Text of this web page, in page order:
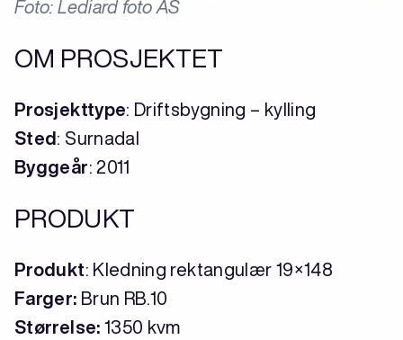
Foto: Lediard foto AS
OM PROSJEKTET
Prosjekttype: Driftsbygning – kylling
Sted : Surnadal
Byggeår: 2011
PRODUKT
Produkt: Kledning rektangulær 19×148
Farger: Brun RB.10
Størrelse: 1350 kvm